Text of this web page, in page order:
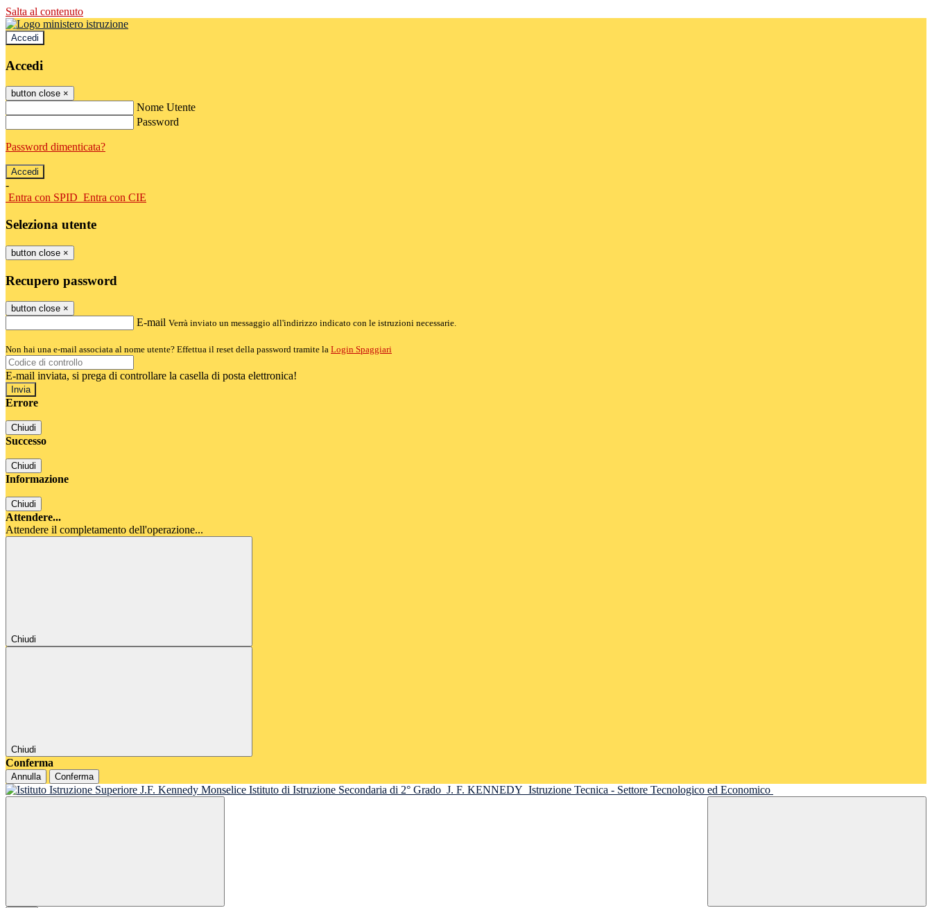
Salta al contenuto
Accedi
Accedi
button close ×
Nome Utente
Password
Password dimenticata?
-
Entra con SPID Entra con CIE
Seleziona utente
button close ×
Recupero password
button close ×
E-mail Verrà inviato un messaggio all'indirizzo indicato con le istruzioni necessarie.
Non hai una e-mail associata al nome utente? Effettua il reset della password tramite la Login Spaggiari
E-mail inviata, si prega di controllare la casella di posta elettronica!
Errore
Chiudi
Successo
Chiudi
Informazione
Chiudi
Attendere...
Attendere il completamento dell'operazione...
Chiudi
Chiudi
Conferma
Annulla Conferma
Istituto di Istruzione Secondaria di 2° Grado J. F. KENNEDY Istruzione Tecnica - Settore Tecnologico ed Economico